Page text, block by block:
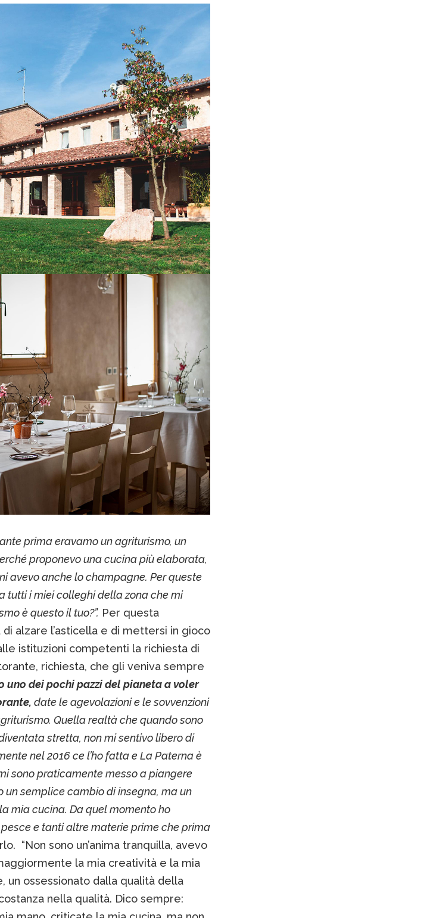
prima eravamo un agriturismo, un
proponevo una cucina più elaborata,
avevo anche lo champagne. Per queste
tutti i miei colleghi della zona che mi
è questo il tuo?”. Per questa
alzare l’asticella e di mettersi in gioco
istituzioni competenti la richiesta di
richiesta, che gli veniva sempre
uno dei pochi pazzi del pianeta a voler
date le agevolazioni e le sovvenzioni
Quella realtà che quando sono
stretta, non mi sentivo libero di
nel 2016 ce l’ho fatta e La Paterna è
sono praticamente messo a piangere
un semplice cambio di insegna, ma un
mia cucina. Da quel momento ho
e tanti altre materie prime che prima
“Non sono un’anima tranquilla, avevo
la mia creatività e la mia
un ossessionato dalla qualità della
nella qualità. Dico sempre: